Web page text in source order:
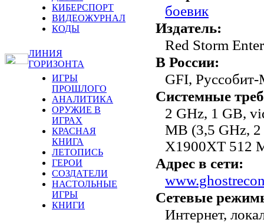
КИБЕРСПОРТ
ВИДЕОЖУРНАЛ
КОДЫ
ЛИНИЯ
ГОРИЗОНТА
ИГРЫ
ПРОШЛОГО
АНАЛИТИКА
ОРУЖИЕ В
ИГРАХ
КРАСНАЯ
КНИГА
ЛЕТОПИСЬ
ГЕРОИ
СОЗДАТЕЛИ
НАСТОЛЬНЫЕ
ИГРЫ
КНИГИ
боевик
Издатель:
Red Storm
В России:
GFI,
Системные
2 GHz, 1 GB,
MB (3,5 GHz,
X1900XT 512
Адрес в сети:
Сетевые
Интернет,